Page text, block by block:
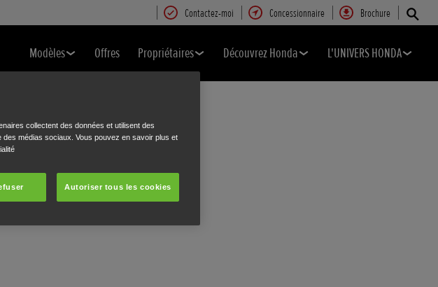
Contactez-moi Concessionnaire Brochure
Modèles Offres Propriétaires Découvrez Honda L'UNIVERS HONDA
collectent des données et utilisent des
médias sociaux. Vous pouvez en savoir plus et
Autoriser tous les cookies